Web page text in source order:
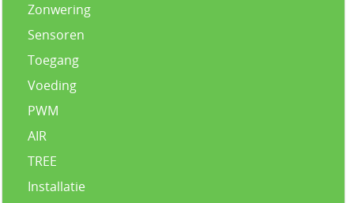
Zonwering
Sensoren
Toegang
Voeding
PWM
AIR
TREE
Installatie